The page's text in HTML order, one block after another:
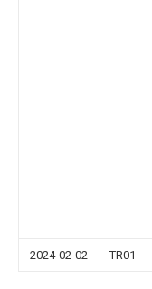
2024-02-02 TR01